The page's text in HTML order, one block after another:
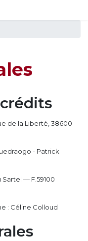
de la Liberté, 38600
- Patrick
— F.59100
: Céline Colloud